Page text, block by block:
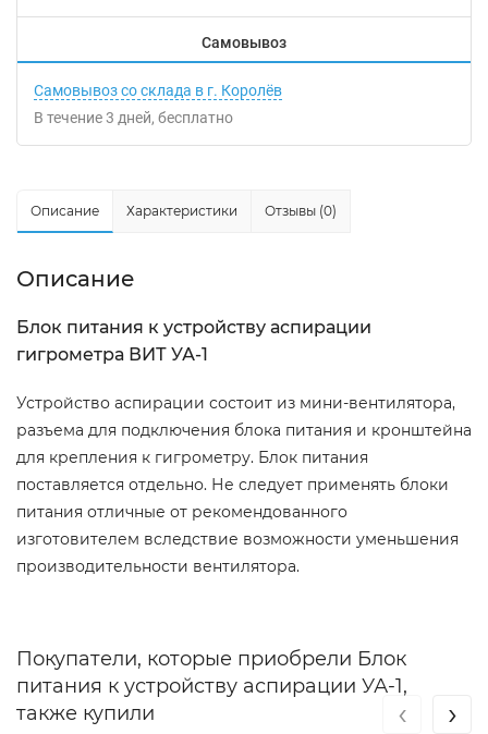
Самовывоз
Самовывоз со склада в г. Королёв
В течение3 дней Бесплатно
Описание Характеристики Отзывы (0)
Описание
Блок питания к устройству аспирации
гигрометра ВИТ УА-1
Устройство аспирации состоит из мини-вентилятора,
разъема для подключения блока питания и кронштейна
для крепления к гигрометру. Блок питания
поставляется отдельно. Не следует применять блоки
питания отличные от рекомендованного
изготовителем вследствие возможности уменьшения
производительности вентилятора.
Покупатели, которые приобрели Блок
питания к устройству аспирации УА-1,
также купили
‹ ›